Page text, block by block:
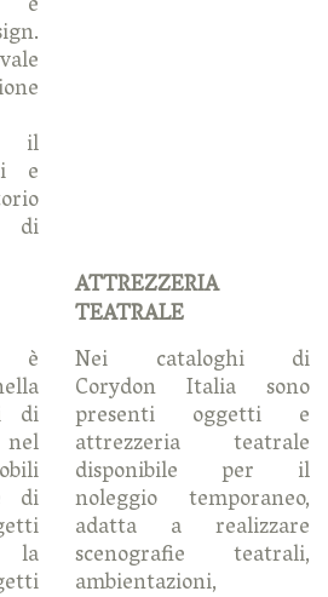
il
e
è
di
di
la
ATTREZZERIA
TEATRALE
Nei cataloghi di
Corydon Italia sono
presenti oggetti e
attrezzeria teatrale
disponibile per il
noleggio temporaneo,
adatta a realizzare
scenografie teatrali,
ambientazioni,